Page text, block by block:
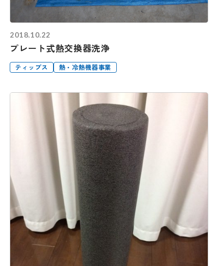
2018.10.22
プレート式熱交換器洗浄
ティップス 熱・冷熱機器事業